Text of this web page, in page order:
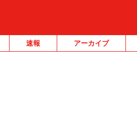
速報 アーカイブ